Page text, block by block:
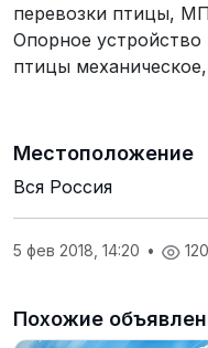
перевозки птицы,
Опорное устройство
птицы
Местоположение
Вся Россия
5 фев 2018, 14:20 •
Похожие